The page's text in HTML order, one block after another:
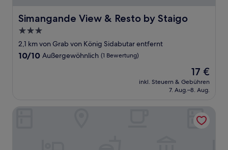
Simangande View & Resto by Staigo
Simangande View & Resto by Staigo
3.0-
Sterne-
Unterkunft
2,1 km von Grab von König Sidabutar entfernt
10.0
10/10 Außergewöhnlich (1 Bewertung)
Der
Preis
beträgt
17 €
inkl. Steuern & Gebühren
7. Aug.–8. Aug.